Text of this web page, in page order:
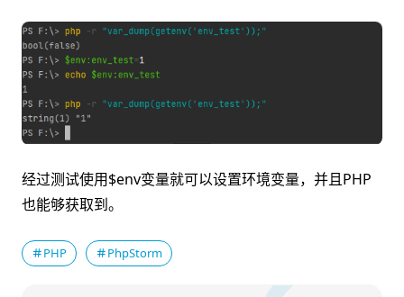
经过测试使用$env变量就可以设置环境变量，并且PHP
也能够获取到。
PHP PhpStorm